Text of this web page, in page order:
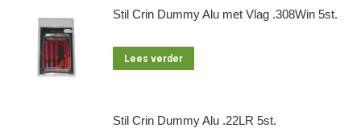
Stil Crin Dummy Alu met Vlag .308Win 5st.
Lees verder
Stil Crin Dummy Alu .22LR 5st.